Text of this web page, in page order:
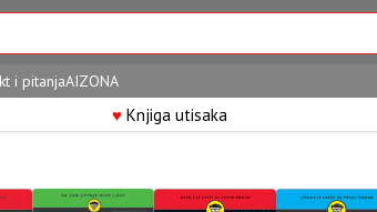
i pitanjaAIZONA
♥Knjiga utisaka